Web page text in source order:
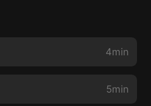
4min
5min